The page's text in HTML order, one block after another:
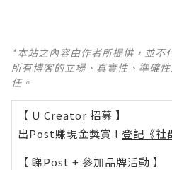
*本站之內容由作者所提供，並不
所有博客的立場、真實性、準確
任。
【 U Creator 招募 】
出Post賺現金獎賞 l 登記《社
【 睇Post + 參加品牌活動 】